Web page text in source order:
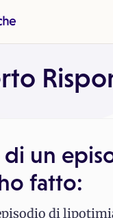
di un
fatto:
di